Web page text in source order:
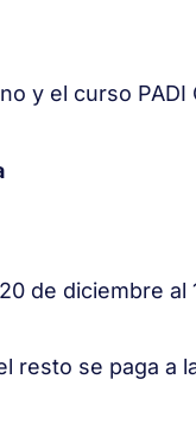
y el curso PADI
de diciembre al
resto se paga a